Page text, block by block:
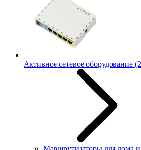
Активное сетевое оборудование
Маршрутизаторы для дома и